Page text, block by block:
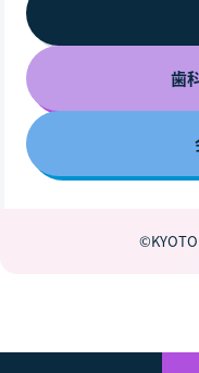
歯
©KYOTO